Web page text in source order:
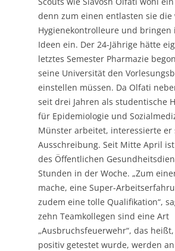
denn zum einen entlasten sie
Hygienekontrolleure und bringen
Ideen ein. Der 24-Jährige hätte
letztes Semester Pharmazie
seine Universität den
einstellen müssen. Da Olfati
seit drei Jahren als studentische
für Epidemiologie und
Münster arbeitet, interessierte
Ausschreibung. Seit Mitte April
des Öffentlichen
Stunden in der Woche. „Zum
mache, eine Super-
zudem eine tolle Qualifikation“,
zehn Teamkollegen sind eine Art
„Ausbruchsfeuerwehr“, das
positiv getestet wurde, werden